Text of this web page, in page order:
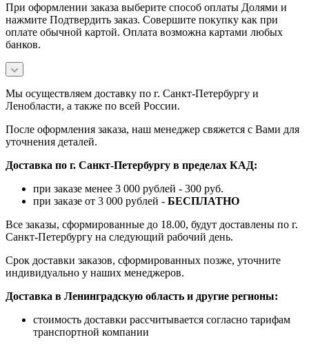
При оформлении заказа выберите способ оплаты Долями и
нажмите Подтвердить заказ. Совершите покупку как при
оплате обычной картой. Оплата возможна картами любых
банков.
Мы осуществляем доставку по г. Санкт-Петербургу и
Ленобласти, а также по всей России.
После оформления заказа, наш менеджер свяжется с Вами для
уточнения деталей.
Доставка по г. Санкт-Петербургу в пределах КАД:
при заказе менее 3 000 рублей - 300 руб.
при заказе от 3 000 рублей - БЕСПЛАТНО
Все заказы, сформированные до 18.00, будут доставлены по г.
Санкт-Петербургу на следующий рабочий день.
Срок доставки заказов, сформированных позже, уточните
индивидуально у наших менеджеров.
Доставка в Ленинградскую область и другие регионы:
стоимость доставки рассчитывается согласно тарифам
транспортной компании